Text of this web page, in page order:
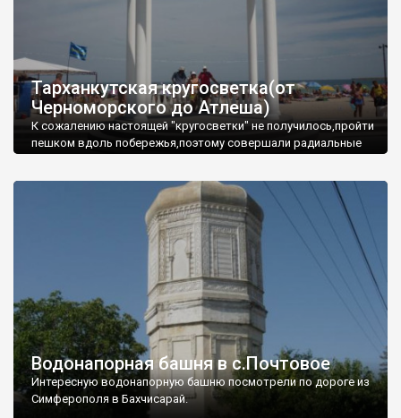
Тарханкутская кругосветка(от
Черноморского до Атлеша)
К сожалению настоящей "кругосветки" не получилось,пройти
пешком вдоль побережья,поэтому совершали радиальные
Водонапорная башня в с.Почтовое
Интересную водонапорную башню посмотрели по дороге из
Симферополя в Бахчисарай.